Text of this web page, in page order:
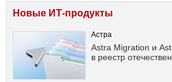
Новые ИТ-продукты
Астра
Astra Migration и
в реестр